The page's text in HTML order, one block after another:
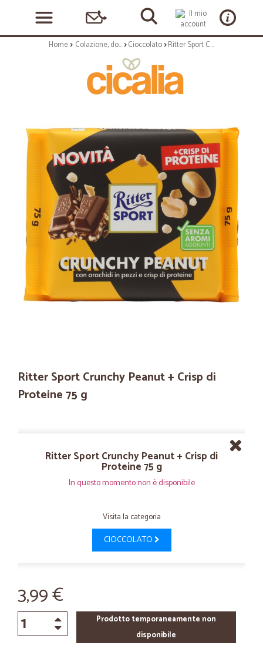
Home Colazione, dolciumi e snack Cioccolato Ritter Sport Crunchy Peanut + Crisp di Proteine 75 g
Ritter Sport Crunchy Peanut + Crisp di
Proteine 75 g
Ritter Sport Crunchy Peanut + Crisp di
Proteine 75 g
In questo momento non è disponibile
Visita la categoria
CIOCCOLATO
3,99 €
Prodotto temporaneamente non
disponibile